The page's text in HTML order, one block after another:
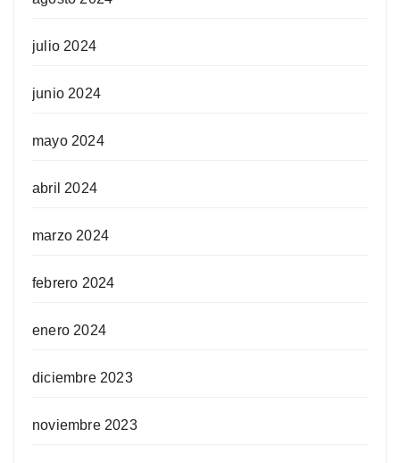
julio 2024
junio 2024
mayo 2024
abril 2024
marzo 2024
febrero 2024
enero 2024
diciembre 2023
noviembre 2023